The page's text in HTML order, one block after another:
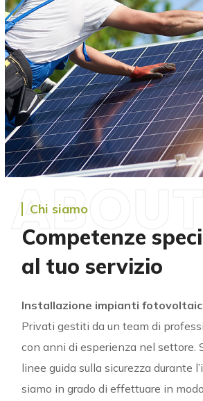
Chi siamo
Competenze
al tuo servizio
ABOUT
Installazione impianti
Privati gestiti da un team di
con anni di esperienza nel settore.
linee guida sulla sicurezza durante
siamo in grado di effettuare in